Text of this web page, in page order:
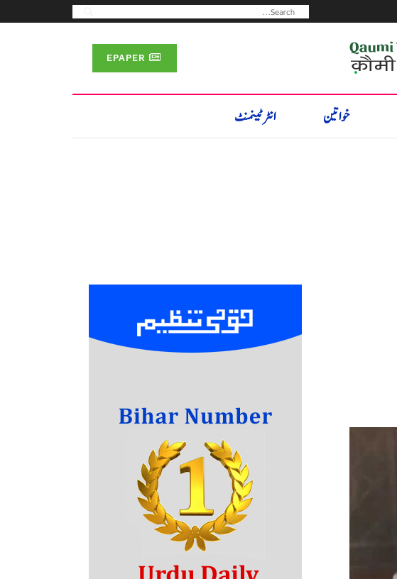
خواتین انٹرٹینمنٹ